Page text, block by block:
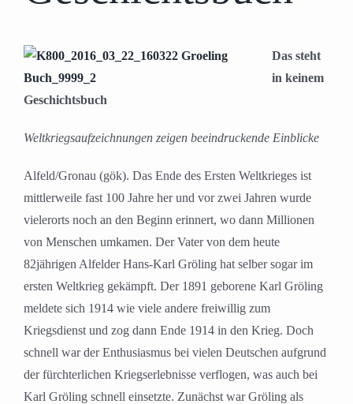
Das steht
in keinem
Geschichtsbuch
Weltkriegsaufzeichnungen zeigen beeindruckende Einblicke
Alfeld/Gronau (gök). Das Ende des Ersten Weltkrieges ist
mittlerweile fast 100 Jahre her und vor zwei Jahren wurde
vielerorts noch an den Beginn erinnert, wo dann Millionen
von Menschen umkamen. Der Vater von dem heute
82jährigen Alfelder Hans-Karl Gröling hat selber sogar im
ersten Weltkrieg gekämpft. Der 1891 geborene Karl Gröling
meldete sich 1914 wie viele andere freiwillig zum
Kriegsdienst und zog dann Ende 1914 in den Krieg. Doch
schnell war der Enthusiasmus bei vielen Deutschen aufgrund
der fürchterlichen Kriegserlebnisse verflogen, was auch bei
Karl Gröling schnell einsetzte. Zunächst war Gröling als